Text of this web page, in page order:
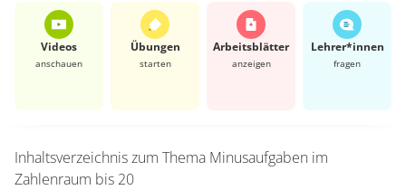
Videos
anschauen
Übungen
starten
Arbeits­blätter
anzeigen
Lehrer*​innen
fragen
Inhaltsverzeichnis zum Thema Minusaufgaben im
Zahlenraum bis 20